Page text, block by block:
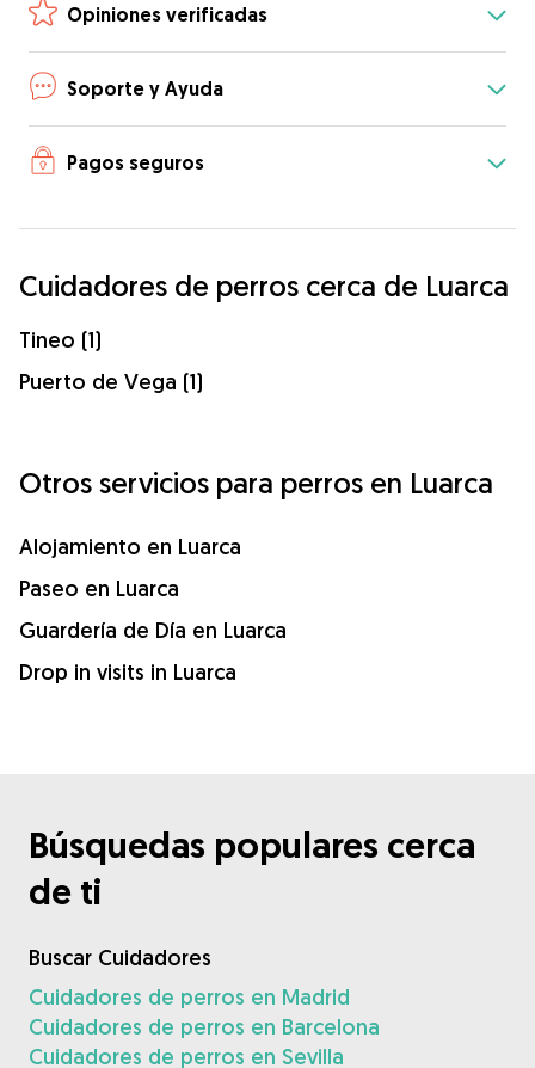
Opiniones verificadas
Soporte y Ayuda
Pagos seguros
Cuidadores de perros cerca de Luarca
Tineo (1)
Puerto de Vega (1)
Otros servicios para perros en Luarca
Alojamiento en Luarca
Paseo en Luarca
Guardería de Día en Luarca
Drop in visits in Luarca
Búsquedas populares cerca
de ti
Buscar Cuidadores
Cuidadores de perros en Madrid
Cuidadores de perros en Barcelona
Cuidadores de perros en Sevilla